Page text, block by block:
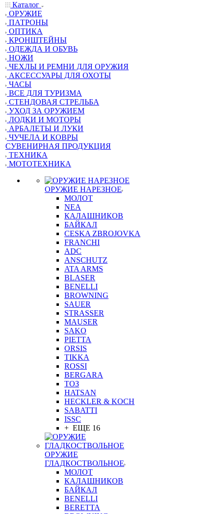
Каталог
ОРУЖИЕ
ПАТРОНЫ
ОПТИКА
КРОНШТЕЙНЫ
ОДЕЖДА И ОБУВЬ
НОЖИ
ЧЕХЛЫ И РЕМНИ ДЛЯ ОРУЖИЯ
АКСЕССУАРЫ ДЛЯ ОХОТЫ
ЧАСЫ
ВСЕ ДЛЯ ТУРИЗМА
СТЕНДОВАЯ СТРЕЛЬБА
УХОД ЗА ОРУЖИЕМ
ЛОДКИ И МОТОРЫ
АРБАЛЕТЫ И ЛУКИ
ЧУЧЕЛА И КОВРЫ
СУВЕНИРНАЯ ПРОДУКЦИЯ
ТЕХНИКА
МОТОТЕХНИКА
ОРУЖИЕ НАРЕЗНОЕ
МОЛОТ
NEA
КАЛАШНИКОВ
БАЙКАЛ
CESKA ZBROJOVKA
FRANCHI
ADC
ANSCHUTZ
ATA ARMS
BLASER
BENELLI
BROWNING
SAUER
STRASSER
MAUSER
SAKO
PIETTA
ORSIS
TIKKA
ROSSI
BERGARA
ТОЗ
HATSAN
HECKLER & KOCH
SABATTI
ISSC
+ ЕЩЕ 16
ОРУЖИЕ
ГЛАДКОСТВОЛЬНОЕ
МОЛОТ
КАЛАШНИКОВ
БАЙКАЛ
BENELLI
BERETTA